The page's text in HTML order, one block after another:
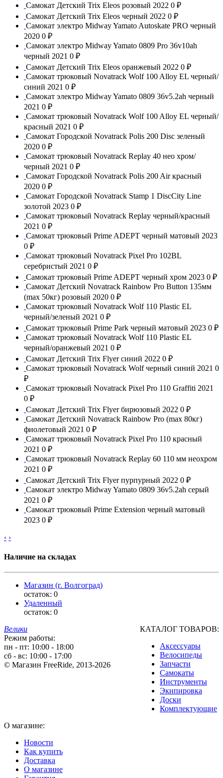
Самокат Детский Trix Eleos розовый 2022 0 ₽
Самокат Детский Trix Eleos черный 2022 0 ₽
Самокат электро Midway Yamato Autoskate PRO черный
2020 0 ₽
Самокат электро Midway Yamato 0809 Pro 36v10ah
черный 2021 0 ₽
Самокат Детский Trix Eleos оранжевый 2022 0 ₽
Самокат трюковый Novatrack Wolf 100 Alloy EL черный/
синий 2021 0 ₽
Самокат электро Midway Yamato 0809 36v5.2ah черный
2021 0 ₽
Самокат трюковый Novatrack Wolf 100 Alloy EL черный/
красный 2021 0 ₽
Самокат Городской Novatrack Polis 200 Disc зеленый
2020 0 ₽
Самокат трюковый Novatrack Replay 40 нео хром/
черный 2021 0 ₽
Самокат Городской Novatrack Polis 200 Air красный
2020 0 ₽
Самокат Городской Novatrack Stamp 1 DiscCity Line
золотой 2023 0 ₽
Самокат трюковый Novatrack Replay черный/красный
2021 0 ₽
Самокат трюковый Prime ADEPT черный матовый 2023
0 ₽
Самокат трюковый Novatrack Pixel Pro 102BL
серебристый 2021 0 ₽
Самокат трюковый Prime ADEPT черный хром 2023 0 ₽
Самокат Детский Novatrack Rainbow Pro Button 135мм
(max 50кг) розовый 2020 0 ₽
Самокат трюковый Novatrack Wolf 110 Plastic EL
черный/зеленый 2021 0 ₽
Самокат трюковый Prime Park черный матовый 2023 0 ₽
Самокат трюковый Novatrack Wolf 110 Plastic EL
черный/оранжевый 2021 0 ₽
Самокат Детский Trix Flyer синий 2022 0 ₽
Самокат трюковый Novatrack Wolf черный синий 2021 0
₽
Самокат трюковый Novatrack Pixel Pro 110 Graffiti 2021
0 ₽
Самокат Детский Trix Flyer бирюзовый 2022 0 ₽
Самокат Детский Novatrack Rainbow Pro (max 80кг)
фиолетовый 2021 0 ₽
Самокат трюковый Novatrack Pixel Pro 110 красный
2021 0 ₽
Самокат трюковый Novatrack Replay 60 110 мм неохром
2021 0 ₽
Самокат Детский Trix Flyer пурпурный 2022 0 ₽
Самокат электро Midway Yamato 0809 36v5.2ah серый
2021 0 ₽
Самокат трюковый Prime Extension черный матовый
2023 0 ₽
‹ ›
Наличие на складах
Магазин (г. Волгоград)
остаток: 0
Удаленный
остаток: 0
Велики
Режим работы:
пн - пт: 10:00 - 18:00
сб - вс: 10:00 - 17:00
© Магазин FreeRide, 2013-2026
КАТАЛОГ ТОВАРОВ:
Аксессуары
Велосипеды
Запчасти
Самокаты
Инструменты
Экипировка
Доски
Комплектующие
О магазине:
Новости
Как купить
Доставка
О магазине